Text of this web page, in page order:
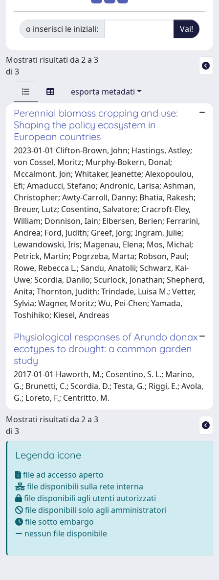
o inserisci le iniziali:
Mostrati risultati da 2 a 3
di 3
esporta metadati
Perennial biomass cropping and use:
Shaping the policy ecosystem in
European countries
2023-01-01 Clifton-Brown, John; Hastings, Astley;
von Cossel, Moritz; Murphy-Bokern, Donal;
Mccalmont, Jon; Whitaker, Jeanette; Alexopoulou,
Efi; Amaducci, Stefano; Andronic, Larisa; Ashman,
Christopher; Awty-Carroll, Danny; Bhatia, Rakesh;
Breuer, Lutz; Cosentino, Salvatore; Cracroft-Eley,
William; Donnison, Iain; Elbersen, Berien; Ferrarini,
Andrea; Ford, Judith; Greef, Jörg; Ingram, Julie;
Lewandowski, Iris; Magenau, Elena; Mos, Michal;
Petrick, Martin; Pogrzeba, Marta; Robson, Paul;
Rowe, Rebecca L.; Sandu, Anatolii; Schwarz, Kai-
Uwe; Scordia, Danilo; Scurlock, Jonathan; Shepherd,
Anita; Thornton, Judith; Trindade, Luisa M.; Vetter,
Sylvia; Wagner, Moritz; Wu, Pei-Chen; Yamada,
Toshihiko; Kiesel, Andreas
Physiological responses of Arundo donax
ecotypes to drought: a common garden
study
2017-01-01 Haworth, M.; Cosentino, S. L.; Marino,
G.; Brunetti, C.; Scordia, D.; Testa, G.; Riggi, E.; Avola,
G.; Loreto, F.; Centritto, M.
Mostrati risultati da 2 a 3
di 3
Legenda icone
file ad accesso aperto
file disponibili sulla rete interna
file disponibili agli utenti autorizzati
file disponibili solo agli amministratori
file sotto embargo
nessun file disponibile